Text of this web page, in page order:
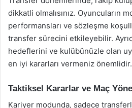
dikkatli olmalısınız. Oyuncuların
performansları ve sözleşme
transfer sürecini etkileyebilir.
hedeflerini ve kulübünüzle olan
en iyi kararları vermeniz önemlidir.
Taktiksel Kararlar ve Maç
Kariyer modunda, sadece